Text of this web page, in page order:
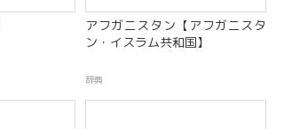
アフガニスタン【アフガニスタ
ン・イスラム共和国】
辞典